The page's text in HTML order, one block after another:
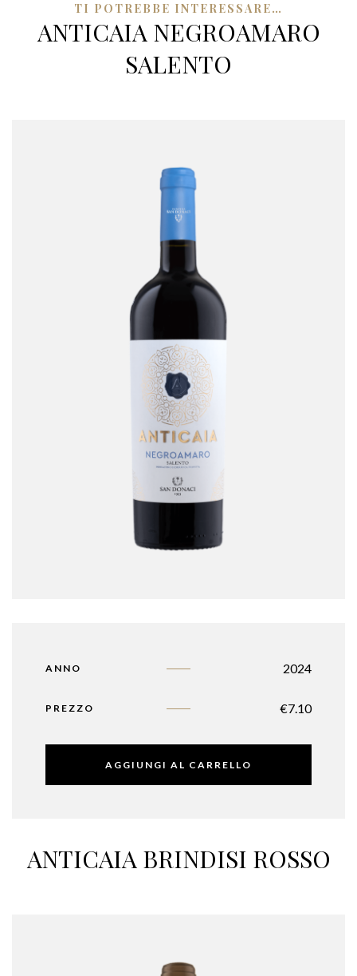
TI POTREBBE INTERESSARE…
ANTICAIA NEGROAMARO
SALENTO
ANNO 2024
PREZZO €7.10
AGGIUNGI AL CARRELLO
ANTICAIA BRINDISI ROSSO